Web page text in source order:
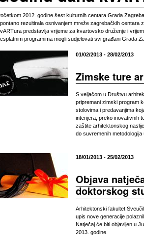
2012. godine šest kulturnih centara Grada
rezultirala osnivanjem mreže zagrebačkih centara
predstavlja vrijeme za kvartovsko druženje i
programima mogli sudjelovati svi građani Grada
01/02/2013 - 28/02/2013
Zimske ture
S veljačom u Društvu
pripremani zimski program
stolovima i predavanjima
interijera, preko inovativnih
zaštite arhitektonskog
do suvremenih metodologija
18/01/2013 - 25/02/2013
Objava
doktorskog
Arhitektonski fakultet
upis nove generacije
Natječaj će biti objavljen u
2013. godine.